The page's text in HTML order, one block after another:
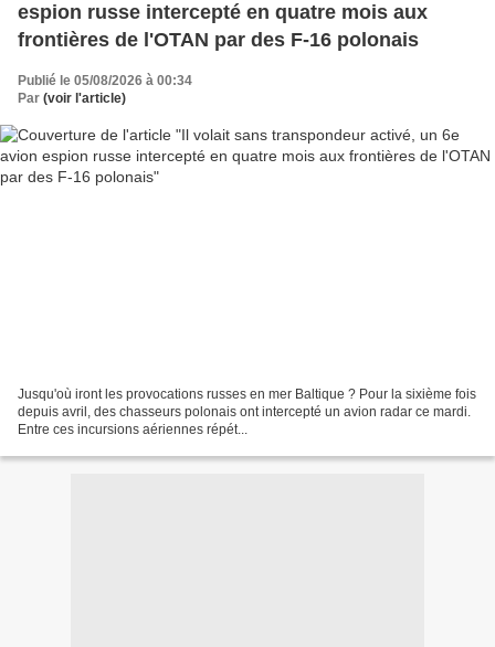
espion russe intercepté en quatre mois aux
frontières de l'OTAN par des F-16 polonais
Publié le 05/08/2026 à 00:34
Par (voir l'article)
Jusqu'où iront les provocations russes en mer Baltique ? Pour la sixième fois
depuis avril, des chasseurs polonais ont intercepté un avion radar ce mardi.
Entre ces incursions aériennes répét...